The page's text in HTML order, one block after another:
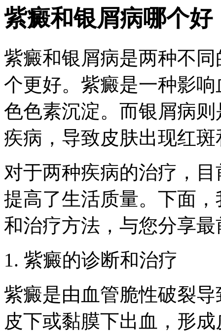
紫癜和银屑病哪个好
紫癜和银屑病是两种不
个更好。紫癜是一种影
色色素沉淀。而银屑病
疾病，导致皮肤出现红
对于两种疾病的治疗，
提高了生活质量。下面
和治疗方法，与您分享
1. 紫癜的诊断和治疗
紫癜是由血管脆性破裂
皮下或黏膜下出血，形